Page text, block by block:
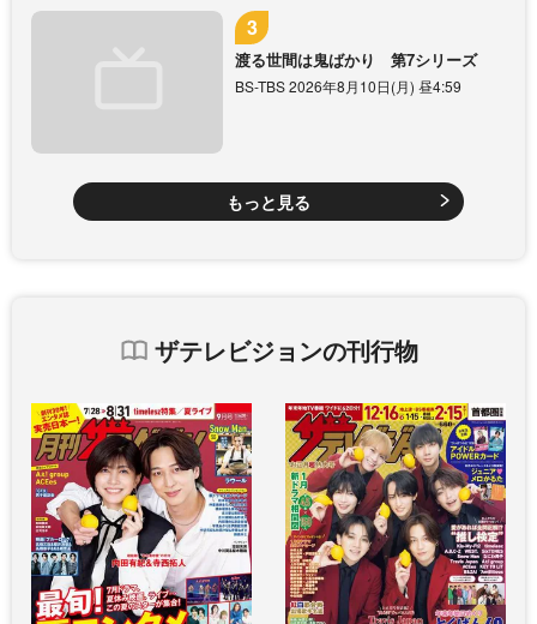
渡る世間は鬼ばかり 第7シリーズ
BS-TBS 2026年8月10日(月) 昼4:59
もっと見る
ザテレビジョンの刊行物